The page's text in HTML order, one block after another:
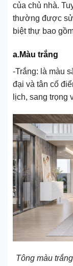
của chủ nhà.
thường được sử
biệt thự bao
a.Màu trắng
-Trắng: là màu
đại và tân cổ
lịch, sang trọng
Tông màu